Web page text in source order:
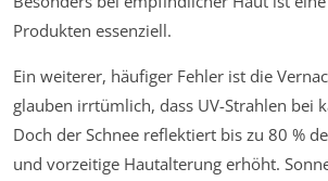
Produkten essenziell.
Ein weiterer, häufiger Fehler ist die
glauben irrtümlich, dass UV-Strahlen bei
Doch der Schnee reflektiert bis zu 80 %
und vorzeitige Hautalterung erhöht.